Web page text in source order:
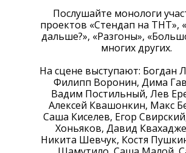
Послушайте монологи
проектов «Стендап на ТНТ»,
дальше?», «Разгоны»,
многих других.
На сцене выступают: Богдан
Филипп Воронин, Дима
Вадим Постильный, Лев
Алексей Квашонкин, Макс
Саша Киселев, Егор
Хоньяков, Давид
Никита Шевчук, Костя